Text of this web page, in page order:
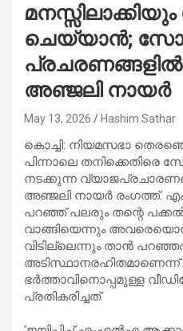
ചെയ്യാൻ;
പ്രചരണങ്ങളിൽ
അഞ്ജലി നായർ
May 13, 2026 Hashim Sathar
കൊച്ചി: നിയമസഭാ
പിന്നാലെ തനിക്കെതിരെ
നടക്കുന്ന
അഞ്ജലി നായർ രംഗത്ത്.
പറഞ്ഞ് പലരും തന്റെ പക്കൽ
വാങ്ങിയെന്നും
വിടില്ലെന്നും താൻ
അടിസ്ഥാനരഹിതമാണെന്ന്
ഭർത്താവിനൊപ്പമുള്ള
പ്രതികരിച്ചത്.